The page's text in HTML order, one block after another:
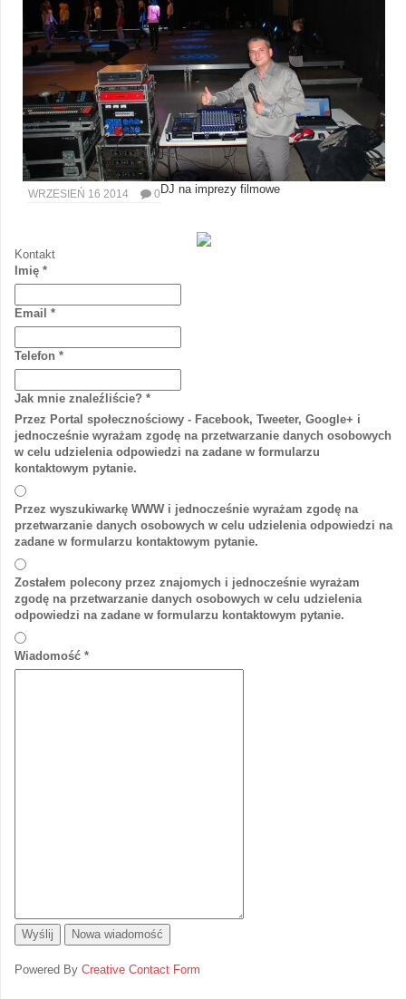
WRZESIEŃ 16 2014 0 DJ na imprezy filmowe
Kontakt
Imię *
Email *
Telefon *
Jak mnie znaleźliście? *
Przez Portal społecznościowy - Facebook, Tweeter, Google+ i
jednocześnie wyrażam zgodę na przetwarzanie danych osobowych
w celu udzielenia odpowiedzi na zadane w formularzu
kontaktowym pytanie.
Przez wyszukiwarkę WWW i jednocześnie wyrażam zgodę na
przetwarzanie danych osobowych w celu udzielenia odpowiedzi na
zadane w formularzu kontaktowym pytanie.
Zostałem polecony przez znajomych i jednocześnie wyrażam
zgodę na przetwarzanie danych osobowych w celu udzielenia
odpowiedzi na zadane w formularzu kontaktowym pytanie.
Wiadomość *
Powered By Creative Contact Form